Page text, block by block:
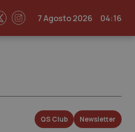
7 Agosto 2026 04:16
QS Club Newsletter